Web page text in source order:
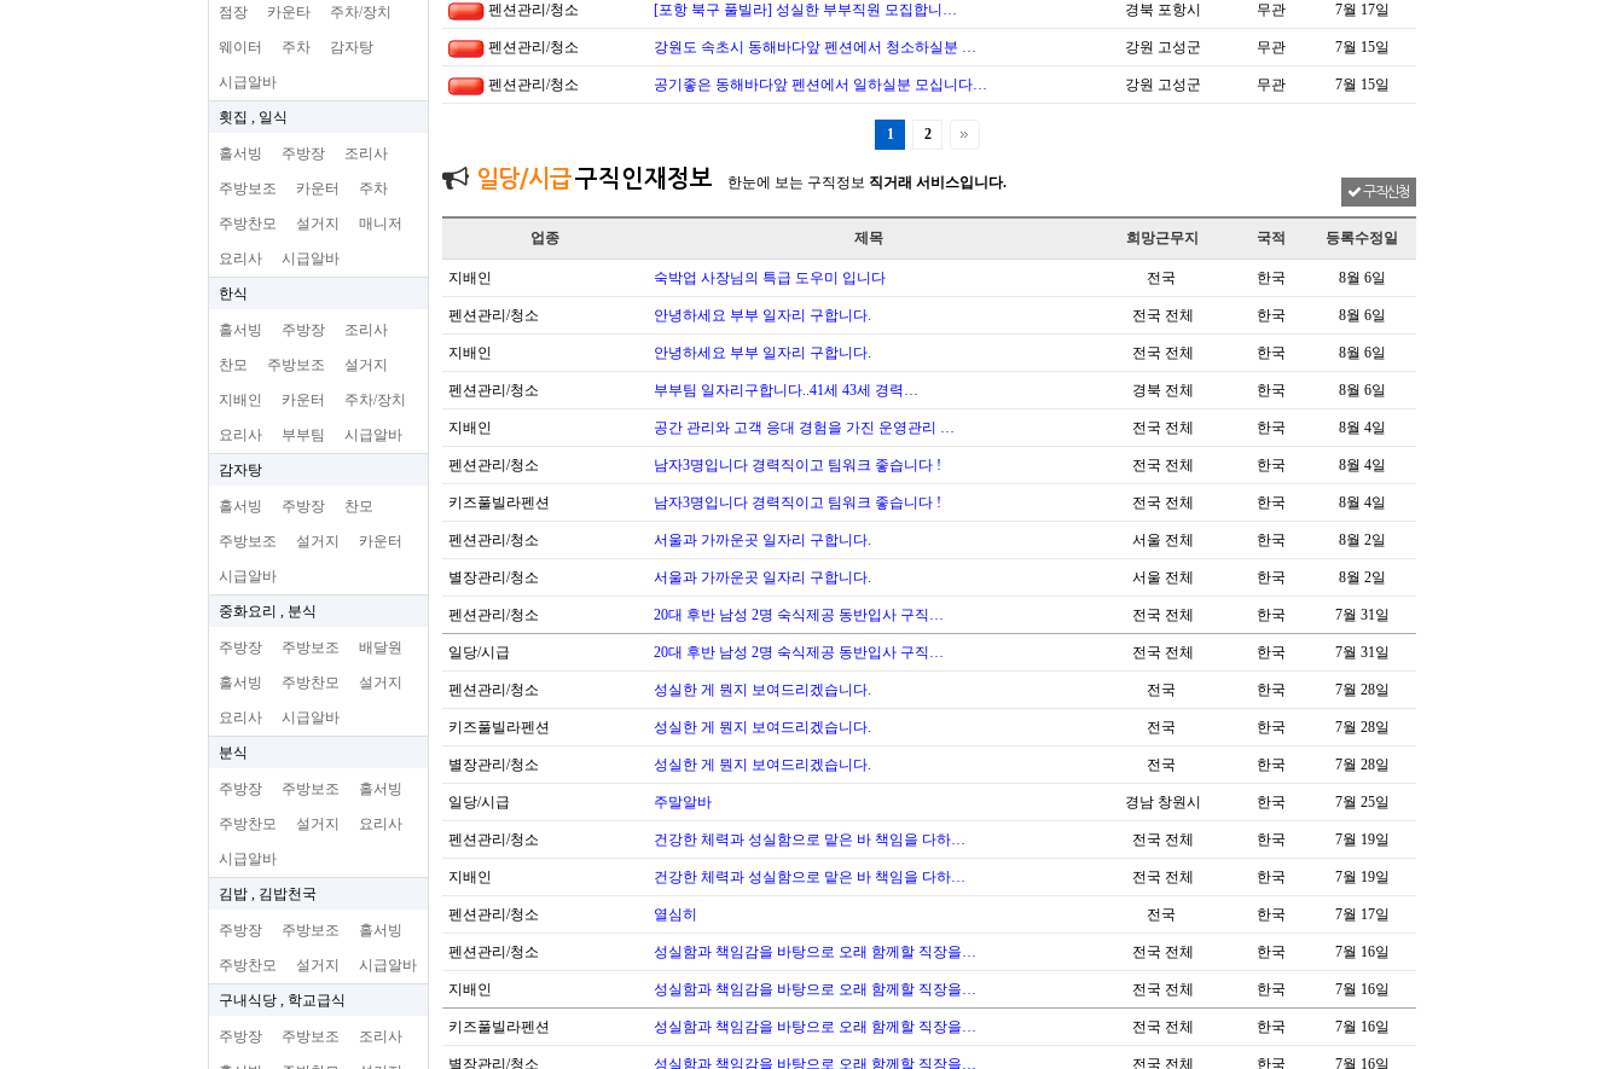
점장 카운타 주차/장치
웨이터 주차 감자탕
시급알바
횟집 , 일식
홀서빙 주방장 조리사
주방보조 카운터 주차
주방찬모 설거지 매니저
요리사 시급알바
한식
홀서빙 주방장 조리사
찬모 주방보조 설거지
지배인 카운터 주차/장치
요리사 부부팀 시급알바
감자탕
홀서빙 주방장 찬모
주방보조 설거지 카운터
시급알바
중화요리 , 분식
주방장 주방보조 배달원
홀서빙 주방찬모 설거지
요리사 시급알바
분식
주방장 주방보조 홀서빙
주방찬모 설거지 요리사
시급알바
김밥 , 김밥천국
주방장 주방보조 홀서빙
주방찬모 설거지 시급알바
구내식당 , 학교급식
주방장 주방보조 조리사
펜션관리/청소 [포항 북구 풀빌라] 성실한 부부직원 모집합니… 경북 포항시 무관 7월 17일
펜션관리/청소 강원도 속초시 동해바다앞 펜션에서 청소하실분 … 강원 고성군 무관 7월 15일
펜션관리/청소 공기좋은 동해바다앞 펜션에서 일하실분 모십니다… 강원 고성군 무관 7월 15일
1 2
일당/시급구직인재정보 한눈에 보는 구직정보 직거래 서비스입니다.
구직신청
업종 제목 희망근무지 국적 등록수정일
지배인 숙박업 사장님의 특급 도우미 입니다 전국 한국 8월 6일
펜션관리/청소 안녕하세요 부부 일자리 구합니다. 전국 전체 한국 8월 6일
지배인 안녕하세요 부부 일자리 구합니다. 전국 전체 한국 8월 6일
펜션관리/청소 부부팀 일자리구합니다..41세 43세 경력… 경북 전체 한국 8월 6일
지배인 공간 관리와 고객 응대 경험을 가진 운영관리 … 전국 전체 한국 8월 4일
펜션관리/청소 남자3명입니다 경력직이고 팀워크 좋습니다 ! 전국 전체 한국 8월 4일
키즈풀빌라펜션 남자3명입니다 경력직이고 팀워크 좋습니다 ! 전국 전체 한국 8월 4일
펜션관리/청소 서울과 가까운곳 일자리 구합니다. 서울 전체 한국 8월 2일
별장관리/청소 서울과 가까운곳 일자리 구합니다. 서울 전체 한국 8월 2일
펜션관리/청소 20대 후반 남성 2명 숙식제공 동반입사 구직… 전국 전체 한국 7월 31일
일당/시급 20대 후반 남성 2명 숙식제공 동반입사 구직… 전국 전체 한국 7월 31일
펜션관리/청소 성실한 게 뭔지 보여드리겠습니다. 전국 한국 7월 28일
키즈풀빌라펜션 성실한 게 뭔지 보여드리겠습니다. 전국 한국 7월 28일
별장관리/청소 성실한 게 뭔지 보여드리겠습니다. 전국 한국 7월 28일
일당/시급 주말알바 경남 창원시 한국 7월 25일
펜션관리/청소 건강한 체력과 성실함으로 맡은 바 책임을 다하… 전국 전체 한국 7월 19일
지배인 건강한 체력과 성실함으로 맡은 바 책임을 다하… 전국 전체 한국 7월 19일
펜션관리/청소 열심히 전국 한국 7월 17일
펜션관리/청소 성실함과 책임감을 바탕으로 오래 함께할 직장을… 전국 전체 한국 7월 16일
지배인 성실함과 책임감을 바탕으로 오래 함께할 직장을… 전국 전체 한국 7월 16일
키즈풀빌라펜션 성실함과 책임감을 바탕으로 오래 함께할 직장을… 전국 전체 한국 7월 16일
별장관리/청소 성실함과 책임감을 바탕으로 오래 함께할 직장을… 전국 전체 한국 7월 16일